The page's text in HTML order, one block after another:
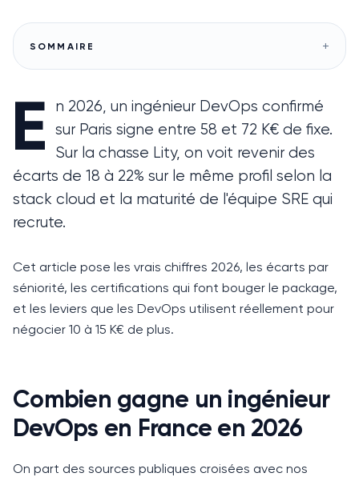
SOMMAIRE +
E
n 2026, un ingénieur DevOps confirmé
sur Paris signe entre 58 et 72 K€ de fixe.
Sur la chasse Lity, on voit revenir des
écarts de 18 à 22% sur le même profil selon la
stack cloud et la maturité de l'équipe SRE qui
recrute.
Cet article pose les vrais chiffres 2026, les écarts par
séniorité, les certifications qui font bouger le package,
et les leviers que les DevOps utilisent réellement pour
négocier 10 à 15 K€ de plus.
Combien gagne un ingénieur
DevOps en France en 2026
On part des sources publiques croisées avec nos